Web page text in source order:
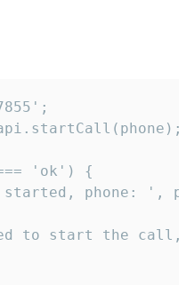
'ok') {
phone: ',
to start the